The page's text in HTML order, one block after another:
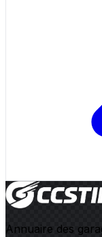
Annuaire des